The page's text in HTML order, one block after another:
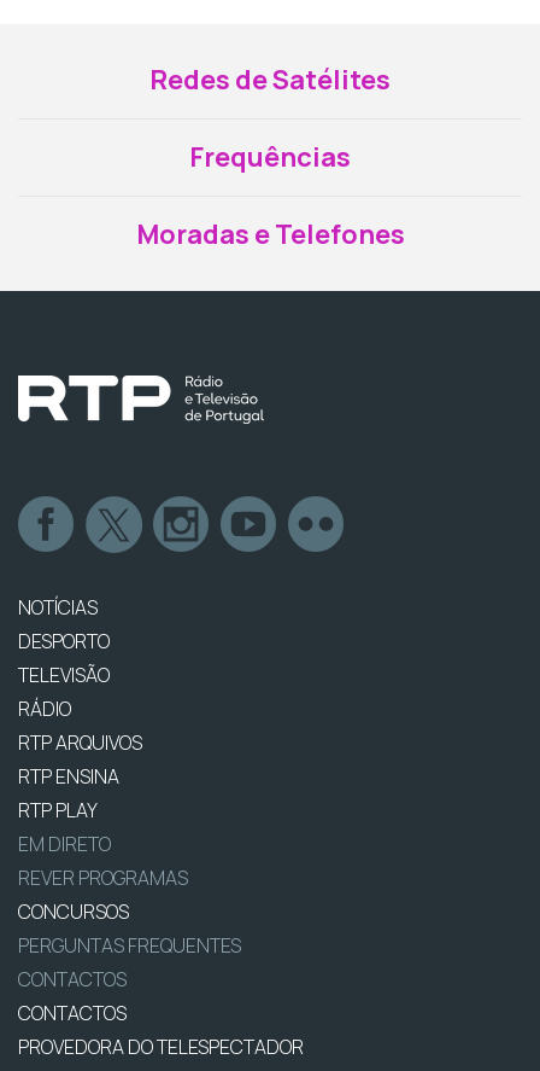
Redes de Satélites
Frequências
Moradas e Telefones
NOTÍCIAS
DESPORTO
TELEVISÃO
RÁDIO
RTP ARQUIVOS
RTP ENSINA
RTP PLAY
EM DIRETO
REVER PROGRAMAS
CONCURSOS
PERGUNTAS FREQUENTES
CONTACTOS
CONTACTOS
PROVEDORA DO TELESPECTADOR